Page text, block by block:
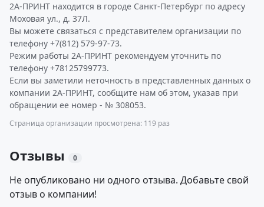
2А-ПРИНТ находится в городе Санкт-Петербург по адресу
Моховая ул., д. 37Л.
Вы можете связаться с представителем организации по
телефону +7(812) 579-97-73.
Режим работы 2А-ПРИНТ рекомендуем уточнить по
телефону +78125799773.
Если вы заметили неточность в представленных данных о
компании 2А-ПРИНТ, сообщите нам об этом, указав при
обращении ее номер - № 308053.
Страница организации просмотрена: 119 раз
Отзывы 0
Не опубликовано ни одного отзыва. Добавьте свой
отзыв о компании!